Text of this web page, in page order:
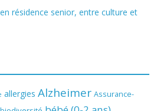
résidence senior, entre culture et
allergies Alzheimer Assurance-